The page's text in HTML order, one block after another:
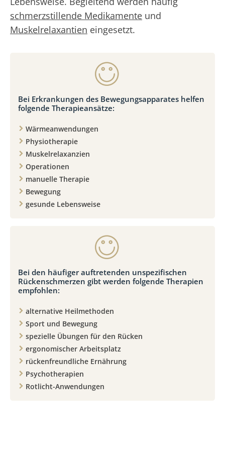
schmerzstillende Medikamente und
Muskelrelaxantien eingesetzt.
Bei Erkrankungen des Bewegungsapparates helfen
folgende Therapieansätze:
Wärmeanwendungen
Physiotherapie
Muskelrelaxanzien
Operationen
manuelle Therapie
Bewegung
gesunde Lebensweise
Bei den häufiger auftretenden unspezifischen
Rückenschmerzen gibt werden folgende Therapien
empfohlen:
alternative Heilmethoden
Sport und Bewegung
spezielle Übungen für den Rücken
ergonomischer Arbeitsplatz
rückenfreundliche Ernährung
Psychotherapien
Rotlicht-Anwendungen